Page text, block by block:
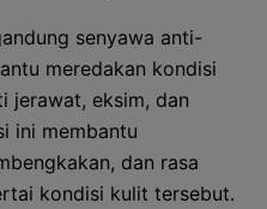
senyawa anti-
meredakan kondisi
jerawat, eksim, dan
ini membantu
dan rasa
kondisi kulit tersebut.